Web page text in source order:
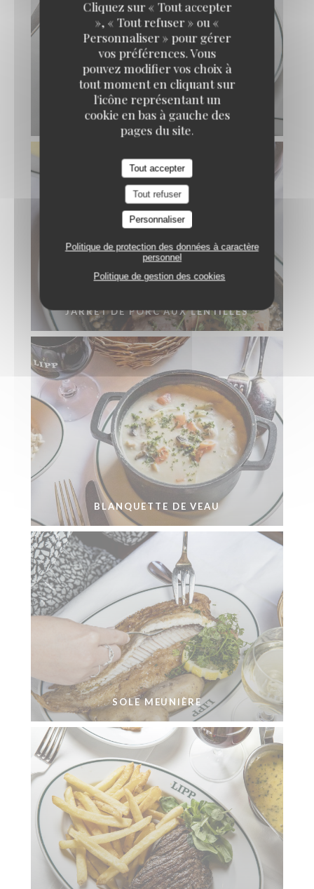
Cliquez sur « Tout accepter
», « Tout refuser » ou «
Personnaliser » pour gérer
vos préférences. Vous
pouvez modifier vos choix à
tout moment en cliquant sur
l'icône représentant un
cookie en bas à gauche des
pages du site.
Tout accepter
Tout refuser
Personnaliser
Politique de protection des données à caractère
personnel
Politique de gestion des cookies
ANDOUILLETTE AAAAA
JARRET DE PORC AUX LENTILLES
BLANQUETTE DE VEAU
SOLE MEUNIÈRE